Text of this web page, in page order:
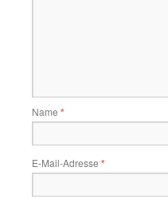
Name *
E-Mail-Adresse *